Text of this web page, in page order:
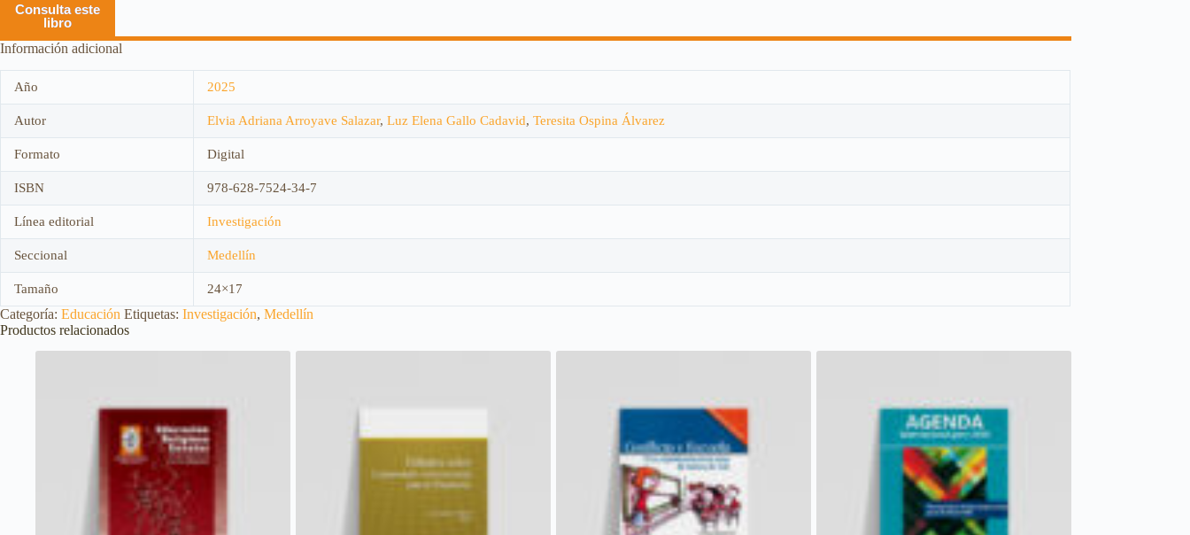
Consulta este
libro
Información adicional
Año 2025
Autor Elvia Adriana Arroyave Salazar, Luz Elena Gallo Cadavid, Teresita Ospina Álvarez
Formato Digital
ISBN 978-628-7524-34-7
Línea editorial Investigación
Seccional Medellín
Tamaño 24×17
Categoría: Educación Etiquetas: Investigación, Medellín
Productos relacionados